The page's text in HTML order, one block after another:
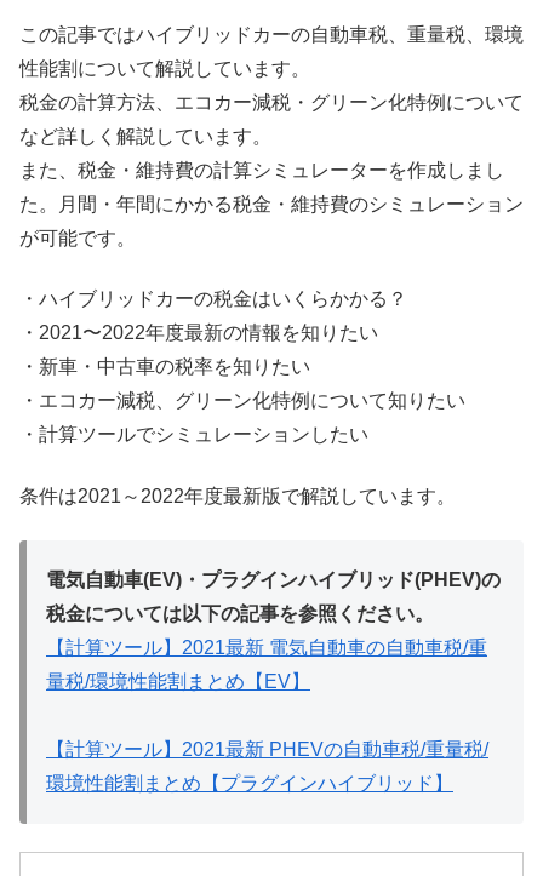
この記事ではハイブリッドカーの自動車税、重量税、環境
性能割について解説しています。
税金の計算方法、エコカー減税・グリーン化特例について
など詳しく解説しています。
また、税金・維持費の計算シミュレーターを作成しまし
た。月間・年間にかかる税金・維持費のシミュレーション
が可能です。
・ハイブリッドカーの税金はいくらかかる？
・2021〜2022年度最新の情報を知りたい
・新車・中古車の税率を知りたい
・エコカー減税、グリーン化特例について知りたい
・計算ツールでシミュレーションしたい
条件は2021～2022年度最新版で解説しています。
電気自動車(EV)・プラグインハイブリッド(PHEV)の
税金については以下の記事を参照ください。
【計算ツール】2021最新 電気自動車の自動車税/重
量税/環境性能割まとめ【EV】
【計算ツール】2021最新 PHEVの自動車税/重量税/
環境性能割まとめ【プラグインハイブリッド】